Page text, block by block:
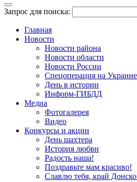
Запрос для поиска:
Главная
Новости
Новости района
Новости области
Новости России
Спецоперация на Украине
День в истории
Информ-ГИБДД
Медиа
Фотогалерея
Видео
Конкурсы и акции
День шахтера
История любви
Радость наша!
Поздравьте мам красиво!
Славлю тебя, край